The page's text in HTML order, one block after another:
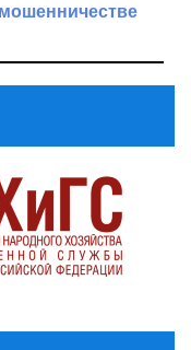
мошенничестве